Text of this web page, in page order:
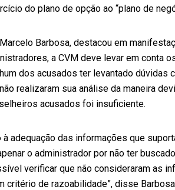
do plano de opção ao “plano de
Barbosa, destacou em
a CVM deve levar em conta
dos acusados ter levantado
realizaram sua análise da maneira
acusados foi insuficiente.
à adequação das informações que
o administrador por não ter
verificar que não consideraram as
critério de razoabilidade”, disse